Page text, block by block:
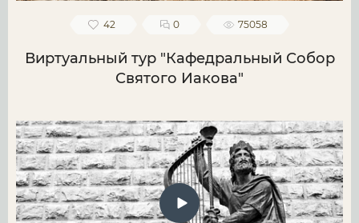
42 0 75058
Виртуальный тур "Кафедральный Собор
Святого Иакова"